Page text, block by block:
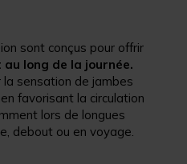
sont conçus pour offrir
long de la journée.
sensation de jambes
favorisant la circulation
lors de longues
debout ou en voyage.